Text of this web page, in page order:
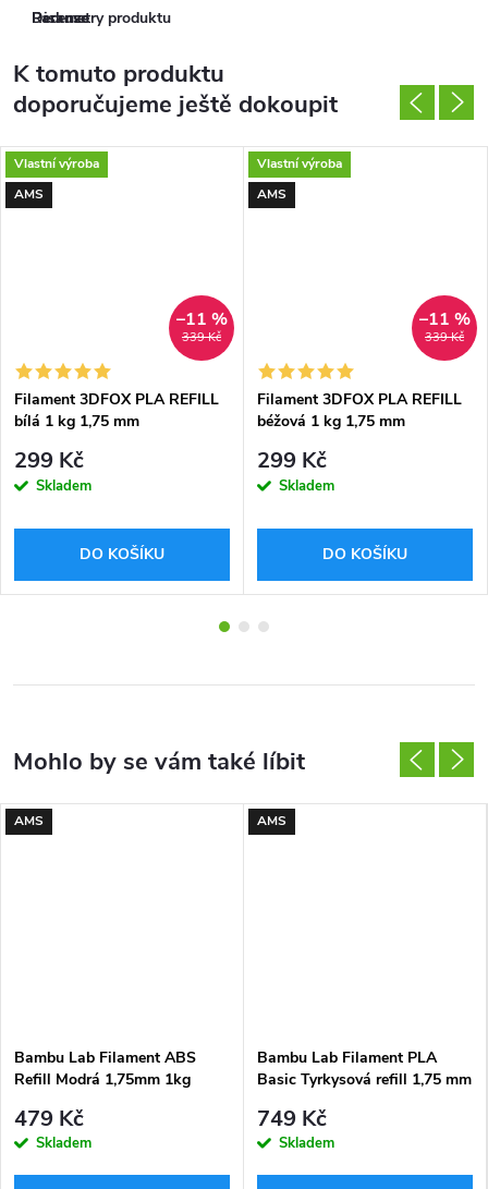
Parametry produktu
Recenze
Diskuse
K tomuto produktu
doporučujeme ještě dokoupit
Vlastní výroba
AMS
339 Kč
–11 %
Filament 3DFOX PLA REFILL
bílá 1 kg 1,75 mm
299 Kč
Skladem
DO KOŠÍKU
Vlastní výroba
AMS
339 Kč
–11 %
Filament 3DFOX PLA REFILL
béžová 1 kg 1,75 mm
299 Kč
Skladem
DO KOŠÍKU
AMS
Bambu Lab Filament ABS
Refill Modrá 1,75mm 1kg
479 Kč
Skladem
AMS
Bambu Lab Filament PLA
Basic Tyrkysová refill 1,75 mm
749 Kč
Skladem